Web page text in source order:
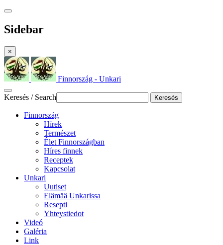
Sidebar
×
Finnország - Unkari
Keresés / Search Keresés
Finnország
Hírek
Természet
Élet Finnországban
Híres finnek
Receptek
Kapcsolat
Unkari
Uutiset
Elämää Unkarissa
Resepti
Yhteystiedot
Videó
Galéria
Link